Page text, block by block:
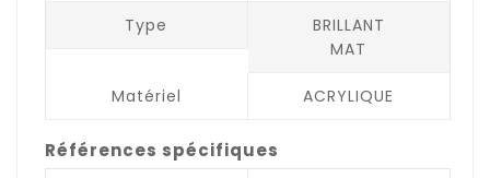
Type
BRILLANT
MAT
Matériel ACRYLIQUE
Références spécifiques